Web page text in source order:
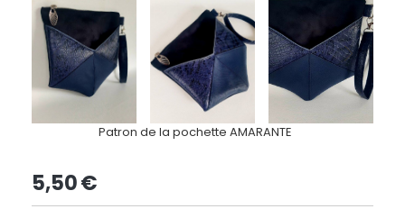
Patron de la pochette AMARANTE
5,50€